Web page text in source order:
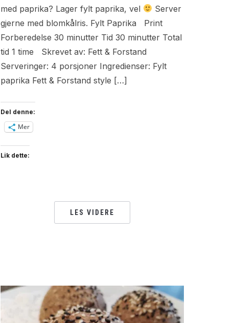
med paprika? Lager fylt paprika, vel
Server
gjerne med blomkålris. Fylt Paprika Print
Forberedelse 30 minutter Tid 30 minutter Total
tid 1 time Skrevet av: Fett & Forstand
Serveringer: 4 porsjoner Ingredienser: Fylt
paprika Fett & Forstand style […]
Del denne:
Mer
Lik dette:
LES VIDERE